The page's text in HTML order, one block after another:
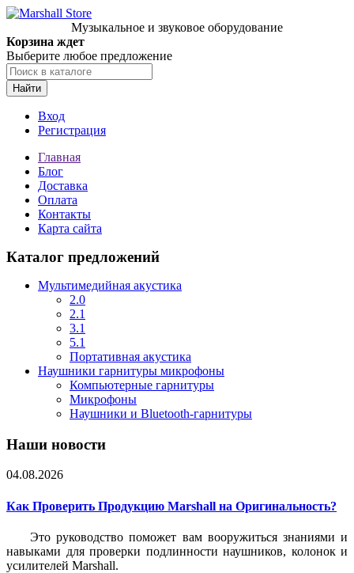
Музыкальное и звуковое оборудование
Корзина ждет
Выберите любое предложение
Найти
Вход
Регистрация
Главная
Блог
Доставка
Оплата
Контакты
Карта сайта
Каталог предложений
Мультимедийная акустика
2.0
2.1
3.1
5.1
Портативная акустика
Наушники гарнитуры микрофоны
Компьютерные гарнитуры
Микрофоны
Наушники и Bluetooth-гарнитуры
Наши новости
04.08.2026
Как Проверить Продукцию Marshall на Оригинальность?
Это руководство поможет вам вооружиться знаниями и
навыками для проверки подлинности наушников, колонок и
усилителей Marshall.